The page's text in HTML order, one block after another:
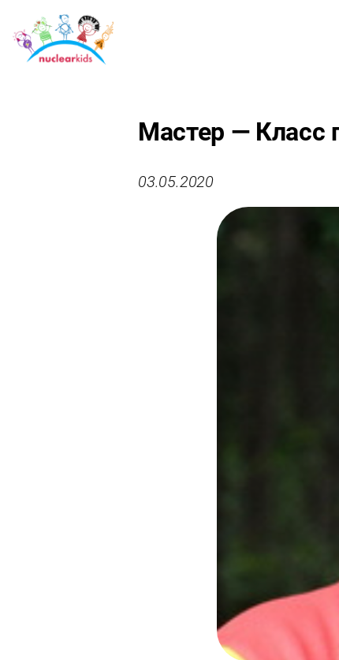
Мастер — Класс
03.05.2020